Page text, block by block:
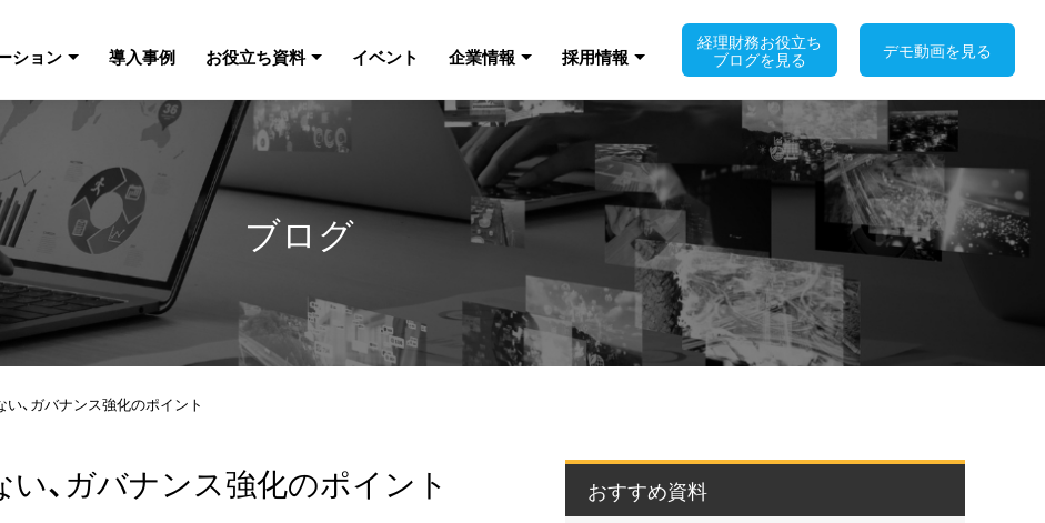
ション 導入事例 お役立ち資料 イベント 企業情報 採用情報
経理財務お役立ち
ブログを見る
デモ動画を見る
ブログ
、ガバナンス強化のポイント
、ガバナンス強化のポイント おすすめ資料